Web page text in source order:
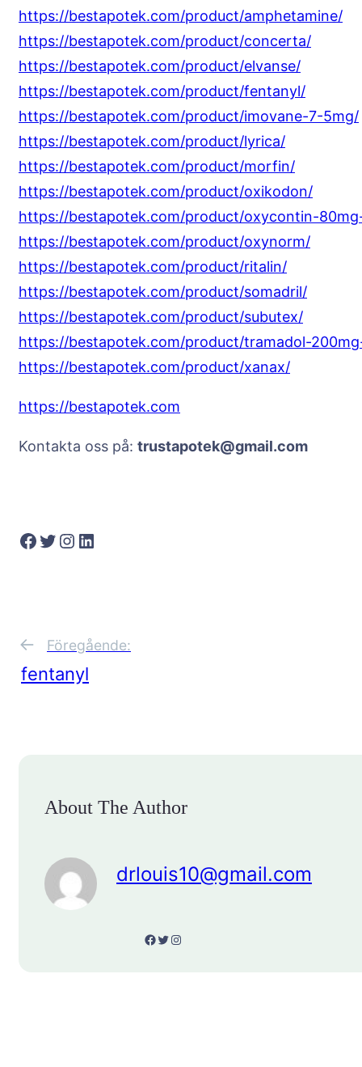
https://bestapotek.com/product/amphetamine/
https://bestapotek.com/product/concerta/
https://bestapotek.com/product/elvanse/
https://bestapotek.com/product/fentanyl/
https://bestapotek.com/product/imovane-7-5mg/
https://bestapotek.com/product/lyrica/
https://bestapotek.com/product/morfin/
https://bestapotek.com/product/oxikodon/
https://bestapotek.com/product/oxycontin-
https://bestapotek.com/product/oxynorm/
https://bestapotek.com/product/ritalin/
https://bestapotek.com/product/somadril/
https://bestapotek.com/product/subutex/
https://bestapotek.com/product/tramadol-
https://bestapotek.com/product/xanax/
https://bestapotek.com
Kontakta oss på: trustapotek@gmail.com
Facebook Twitter Instagram LinkedIn
← Föregående:
fentanyl
About The Author
drlouis10@gmail.com
Facebook Twitter Instagram